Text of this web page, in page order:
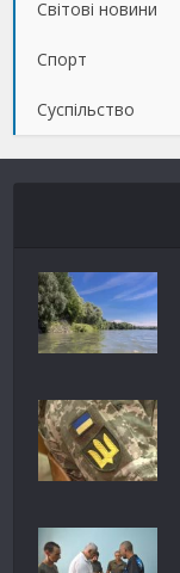
Світові новини
Спорт
Суспільство